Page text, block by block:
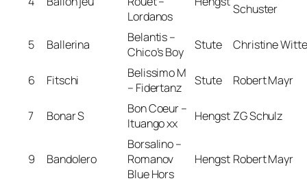
Lordanos
Schuster
5 Ballerina
Belantis –
Chico’s Boy
Stute Christine Witte
6 Fitschi
Belissimo M
– Fidertanz
Stute Robert Mayr
7 Bonar S
Bon Coeur –
Ituango xx
Hengst ZG Schulz
9 Bandolero
Borsalino –
Romanov
Blue Hors
Hengst Robert Mayr